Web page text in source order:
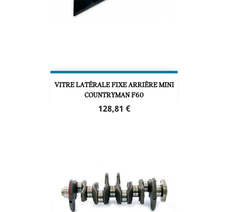
VITRE LATÉRALE FIXE ARRIÈRE MINI
COUNTRYMAN F60
Prix
128,81 €